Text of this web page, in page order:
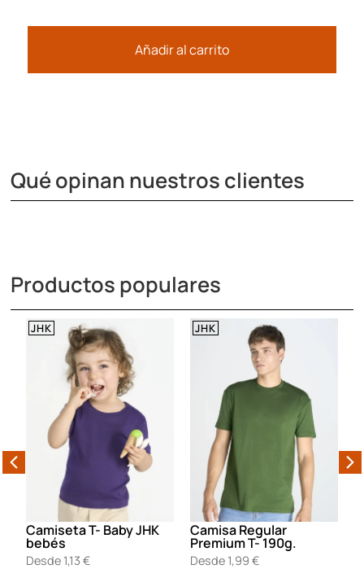
Añadir al carrito
Qué opinan nuestros clientes
Productos populares
JHK
Camisa Regular
Premium T- 190g.
Desde 1,99€
STANLEY/STELLA
Camiseta Mujer
Expresser 2.0
Desde 4,41 €